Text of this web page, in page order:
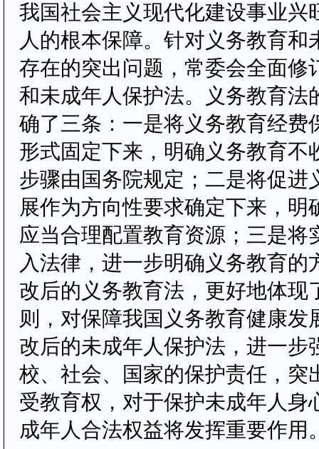
我国社会主义现代化建设事业兴
人的根本保障。针对义务教育和
存在的突出问题，常委会全面修
和未成年人保护法。义务教育法
确了三条：一是将义务教育经费
形式固定下来，明确义务教育不
步骤由国务院规定；二是将促进
展作为方向性要求确定下来，明
应当合理配置教育资源；三是将
入法律，进一步明确义务教育的
改后的义务教育法，更好地体现
则，对保障我国义务教育健康发
改后的未成年人保护法，进一步
校、社会、国家的保护责任，突
受教育权，对于保护未成年人身
成年人合法权益将发挥重要作用